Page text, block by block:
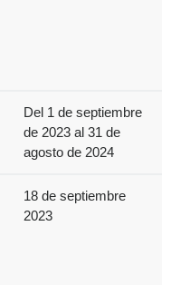
Del 1 de septiembre
de 2023 al 31 de
agosto de 2024
18 de septiembre
2023